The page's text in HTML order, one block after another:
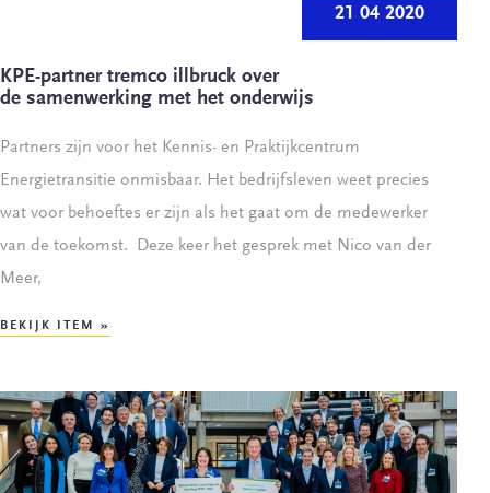
21 04 2020
KPE-partner tremco illbruck over
de samenwerking met het onderwijs
Partners zijn voor het Kennis- en Praktijkcentrum
Energietransitie onmisbaar. Het bedrijfsleven weet precies
wat voor behoeftes er zijn als het gaat om de medewerker
van de toekomst. Deze keer het gesprek met Nico van der
Meer,
BEKIJK ITEM